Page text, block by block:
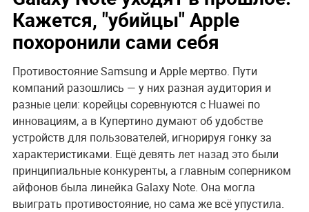
Кажется, "убийцы" Apple
похоронили сами себя
Противостояние Samsung и Apple мертво. Пути
компаний разошлись — у них разная аудитория и
разные цели: корейцы соревнуются с Huawei по
инновациям, а в Купертино думают об удобстве
устройств для пользователей, игнорируя гонку за
характеристиками. Ещё девять лет назад это были
принципиальные конкуренты, а главным соперником
айфонов была линейка Galaxy Note. Она могла
выиграть противостояние, но сама же всё упустила.